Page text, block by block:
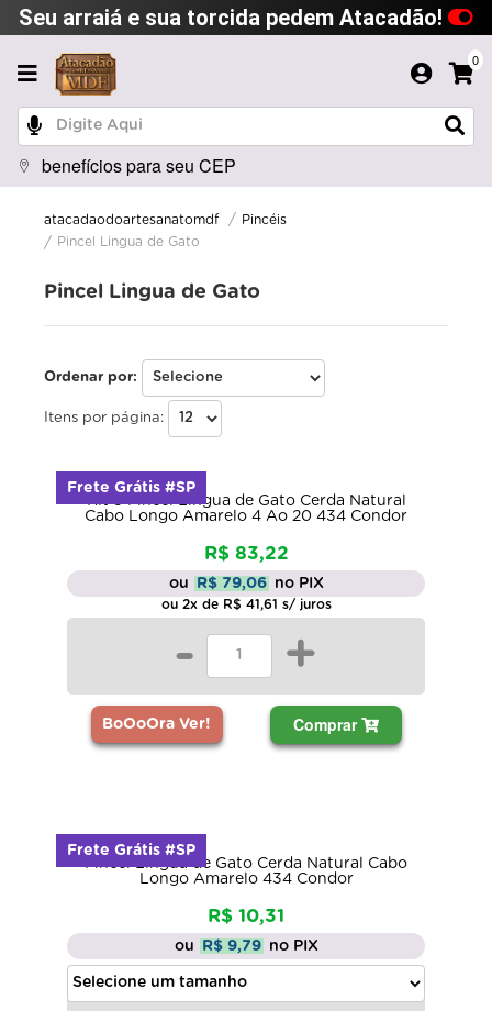
Seu arraiá e sua torcida pedem Atacadão!
0
benefícios para seu CEP
atacadaodoartesanatomdf
Pincéis
Pincel Lingua de Gato
Pincel Lingua de Gato
Ordenar por:
Itens por página:
Kit 5 Pincel Língua de Gato Cerda Natural
Cabo Longo Amarelo 4 Ao 20 434 Condor
R$ 83,22
ou R$ 79,06 no PIX
ou 2x de R$ 41,61 s/ juros
- +
BoOoOra Ver! Comprar
Frete Grátis #SP
Pincel Língua de Gato Cerda Natural Cabo
Longo Amarelo 434 Condor
R$ 10,31
ou R$ 9,79 no PIX
Frete Grátis #SP